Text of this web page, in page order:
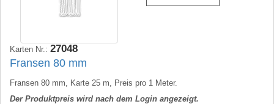
Karten Nr.: 27048
Fransen 80 mm
Fransen 80 mm, Karte 25 m, Preis pro 1 Meter.
Der Produktpreis wird nach dem Login angezeigt.